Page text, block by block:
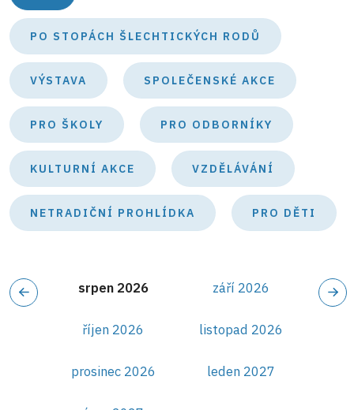
PO STOPÁCH ŠLECHTICKÝCH RODŮ
VÝSTAVA SPOLEČENSKÉ AKCE
PRO ŠKOLY PRO ODBORNÍKY
KULTURNÍ AKCE VZDĚLÁVÁNÍ
NETRADIČNÍ PROHLÍDKA PRO DĚTI
srpen 2026 září 2026
říjen 2026 listopad 2026
prosinec 2026 leden 2027